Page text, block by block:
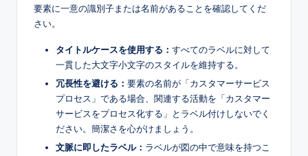
要素に一意の識別子または名前があることを確認してくだ
さい。
タイトルケースを使用する： すべてのラベルに対して
一貫した大文字小文字のスタイルを維持する。
冗長性を避ける： 要素の名前が「カスタマーサービス
プロセス」である場合、関連する活動を「カスタマー
サービスをプロセス化する」とラベル付けしないでく
ださい。簡潔さを心がけましょう。
文脈に即したラベル： ラベルが図の中で意味を持つこ